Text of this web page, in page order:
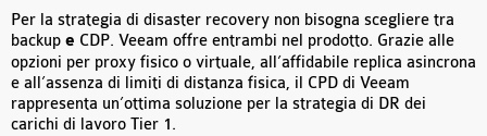
Per la strategia di disaster recovery non bisogna scegliere tra
backup e CDP. Veeam offre entrambi nel prodotto. Grazie alle
opzioni per proxy fisico o virtuale, all’affidabile replica asincrona
e all’assenza di limiti di distanza fisica, il CPD di Veeam
rappresenta un’ottima soluzione per la strategia di DR dei
carichi di lavoro Tier 1.